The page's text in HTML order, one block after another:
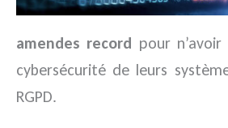
amendes record pour
cybersécurité de leurs
RGPD.